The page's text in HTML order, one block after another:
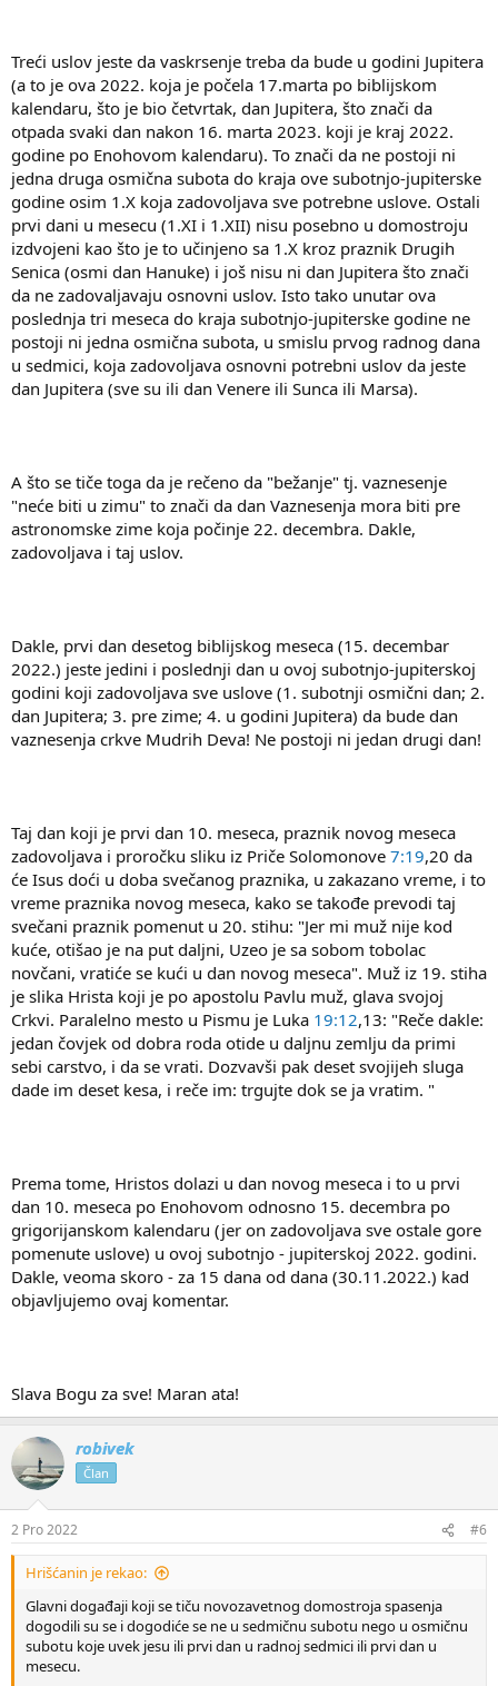
Treći uslov jeste da vaskrsenje treba da bude u godini Jupitera
(a to je ova 2022. koja je počela 17.marta po biblijskom
kalendaru, što je bio četvrtak, dan Jupitera, što znači da
otpada svaki dan nakon 16. marta 2023. koji je kraj 2022.
godine po Enohovom kalendaru). To znači da ne postoji ni
jedna druga osmična subota do kraja ove subotnjo-jupiterske
godine osim 1.X koja zadovoljava sve potrebne uslove. Ostali
prvi dani u mesecu (1.XI i 1.XII) nisu posebno u domostroju
izdvojeni kao što je to učinjeno sa 1.X kroz praznik Drugih
Senica (osmi dan Hanuke) i još nisu ni dan Jupitera što znači
da ne zadovaljavaju osnovni uslov. Isto tako unutar ova
poslednja tri meseca do kraja subotnjo-jupiterske godine ne
postoji ni jedna osmična subota, u smislu prvog radnog dana
u sedmici, koja zadovoljava osnovni potrebni uslov da jeste
dan Jupitera (sve su ili dan Venere ili Sunca ili Marsa).
A što se tiče toga da je rečeno da "bežanje" tj. vaznesenje
"neće biti u zimu" to znači da dan Vaznesenja mora biti pre
astronomske zime koja počinje 22. decembra. Dakle,
zadovoljava i taj uslov.
Dakle, prvi dan desetog biblijskog meseca (15. decembar
2022.) jeste jedini i poslednji dan u ovoj subotnjo-jupiterskoj
godini koji zadovoljava sve uslove (1. subotnji osmični dan; 2.
dan Jupitera; 3. pre zime; 4. u godini Jupitera) da bude dan
vaznesenja crkve Mudrih Deva! Ne postoji ni jedan drugi dan!
Taj dan koji je prvi dan 10. meseca, praznik novog meseca
zadovoljava i proročku sliku iz Priče Solomonove 7:19,20 da
će Isus doći u doba svečanog praznika, u zakazano vreme, i to
vreme praznika novog meseca, kako se takođe prevodi taj
svečani praznik pomenut u 20. stihu: "Jer mi muž nije kod
kuće, otišao je na put daljni, Uzeo je sa sobom tobolac
novčani, vratiće se kući u dan novog meseca". Muž iz 19. stiha
je slika Hrista koji je po apostolu Pavlu muž, glava svojoj
Crkvi. Paralelno mesto u Pismu je Luka 19:12,13: "Reče dakle:
jedan čovjek od dobra roda otide u daljnu zemlju da primi
sebi carstvo, i da se vrati. Dozvavši pak deset svojijeh sluga
dade im deset kesa, i reče im: trgujte dok se ja vratim. "
Prema tome, Hristos dolazi u dan novog meseca i to u prvi
dan 10. meseca po Enohovom odnosno 15. decembra po
grigorijanskom kalendaru (jer on zadovoljava sve ostale gore
pomenute uslove) u ovoj subotnjo - jupiterskoj 2022. godini.
Dakle, veoma skoro - za 15 dana od dana (30.11.2022.) kad
objavljujemo ovaj komentar.
Slava Bogu za sve! Maran ata!
robivek
Član
2 Pro 2022 #6
Hrišćanin je rekao:
Glavni događaji koji se tiču novozavetnog domostroja spasenja
dogodili su se i dogodiće se ne u sedmičnu subotu nego u osmičnu
subotu koje uvek jesu ili prvi dan u radnoj sedmici ili prvi dan u
mesecu.